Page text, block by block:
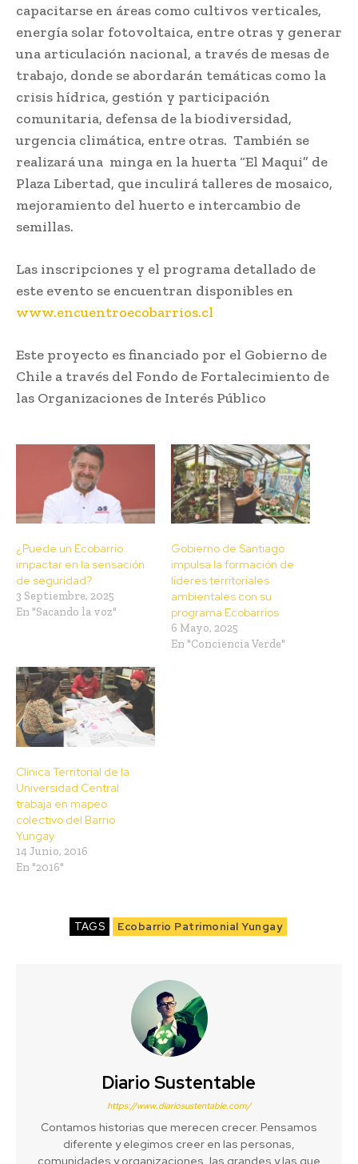
capacitarse en áreas como cultivos verticales,
energía solar fotovoltaica, entre otras y generar
una articulación nacional, a través de mesas de
trabajo, donde se abordarán temáticas como la
crisis hídrica, gestión y participación
comunitaria, defensa de la biodiversidad,
urgencia climática, entre otras. También se
realizará una minga en la huerta “El Maqui” de
Plaza Libertad, que inculirá talleres de mosaico,
mejoramiento del huerto e intercambio de
semillas.
Las inscripciones y el programa detallado de
este evento se encuentran disponibles en
www.encuentroecobarrios.cl
Este proyecto es financiado por el Gobierno de
Chile a través del Fondo de Fortalecimiento de
las Organizaciones de Interés Público
¿Puede un Ecobarrio
impactar en la sensación
de seguridad?
3 Septiembre, 2025
En "Sacando la voz"
Gobierno de Santiago
impulsa la formación de
líderes territoriales
ambientales con su
programa Ecobarrios
6 Mayo, 2025
En "Conciencia Verde"
Clínica Territorial de la
Universidad Central
trabaja en mapeo
colectivo del Barrio
Yungay
14 Junio, 2016
En "2016"
TAGS Ecobarrio Patrimonial Yungay
Diario Sustentable
https://www.diariosustentable.com/
Contamos historias que merecen crecer. Pensamos
diferente y elegimos creer en las personas,
comunidades y organizaciones, las grandes y las que